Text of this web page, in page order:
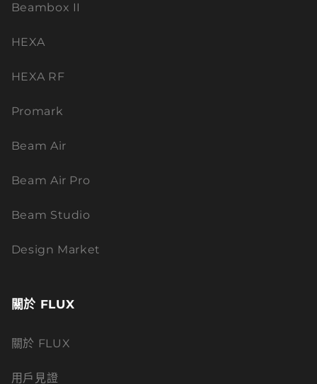
Beambox II
HEXA
HEXA RF
Promark
Beam Air
Beam Air Pro
Beam Studio
Design Market
關於 FLUX
關於 FLUX
用戶見證